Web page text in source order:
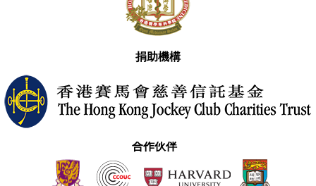
捐助機構
合作伙伴